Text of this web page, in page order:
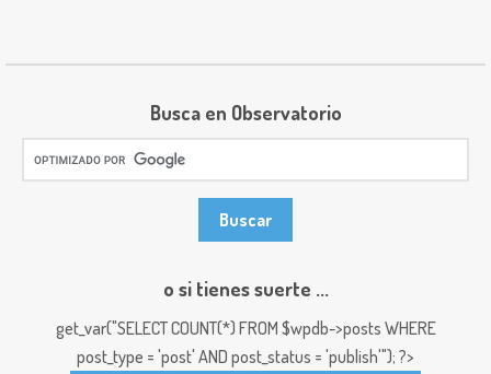
Busca en Observatorio
o si tienes suerte ...
get_var("SELECT COUNT(*) FROM $wpdb->posts WHERE
post_type = 'post' AND post_status = 'publish'"); ?>